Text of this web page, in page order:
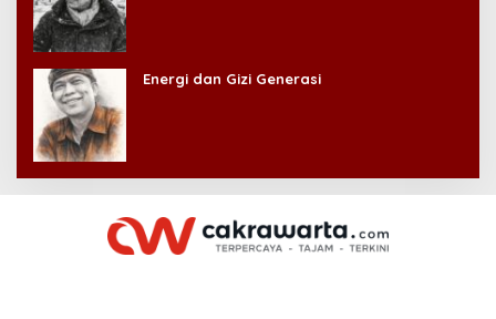
Energi dan Gizi Generasi